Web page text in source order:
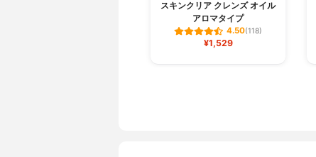
スキンクリア クレンズ オイル
アロマタイプ
4.50(118)
¥1,529